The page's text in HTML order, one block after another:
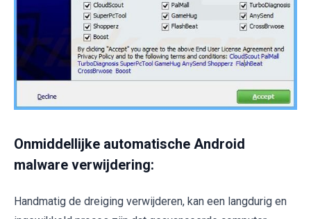
Onmiddellijke automatische Android
malware verwijdering:
Handmatig de dreiging verwijderen, kan een langdurig en